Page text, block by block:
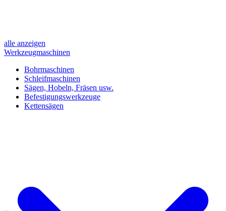
alle anzeigen
Werkzeugmaschinen
Bohrmaschinen
Schleifmaschinen
Sägen, Hobeln, Fräsen usw.
Befestigungswerkzeuge
Kettensägen